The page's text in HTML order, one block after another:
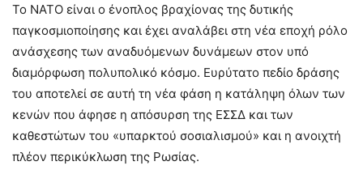
Το ΝΑΤΟ είναι ο ένοπλος βραχίονας της δυτικής
παγκοσμιοποίησης και έχει αναλάβει στη νέα εποχή ρόλο
ανάσχεσης των αναδυόμενων δυνάμεων στον υπό
διαμόρφωση πολυπολικό κόσμο. Ευρύτατο πεδίο δράσης
του αποτελεί σε αυτή τη νέα φάση η κατάληψη όλων των
κενών που άφησε η απόσυρση της ΕΣΣΔ και των
καθεστώτων του «υπαρκτού σοσιαλισμού» και η ανοιχτή
πλέον περικύκλωση της Ρωσίας.